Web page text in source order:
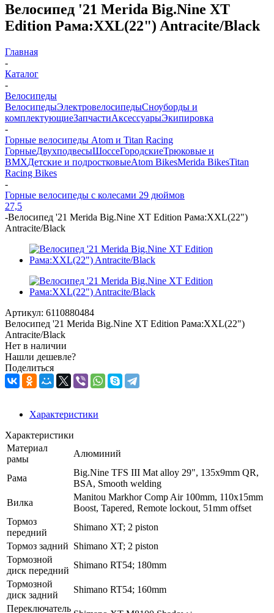
Велосипед '21 Merida Big.Nine XT
Edition Рама:XXL(22") Antracite/Black
Главная
-
Каталог
-
Велосипеды
ВелосипедыЭлектровелосипедыCноуборды и
комплектующиеЗапчастиАксессуарыЭкипировка
-
Горные велосипеды Atom и Titan Racing
ГорныеДвухподвесыШоссеГородскиеТрюковые и
BMXДетские и подростковыеAtom BikesMerida BikesTitan
Racing Bikes
-
Горные велосипеды с колесами 29 дюймов
27,5
-Велосипед '21 Merida Big.Nine XT Edition Рама:XXL(22")
Antracite/Black
Артикул: 6110880484
Велосипед '21 Merida Big.Nine XT Edition Рама:XXL(22")
Antracite/Black
Нет в наличии
Нашли дешевле?
Поделиться
Характеристики
Характеристики
Материал
рамы
Алюминий
Рама
Big.Nine TFS III Mat alloy 29", 135x9mm QR,
BSA, Smooth welding
Вилка
Manitou Markhor Comp Air 100mm, 110x15mm
Boost, Tapered, Remote lockout, 51mm offset
Тормоз
передний
Shimano XT; 2 piston
Тормоз задний Shimano XT; 2 piston
Тормозной
диск передний
Shimano RT54; 180mm
Тормозной
диск задний
Shimano RT54; 160mm
Переключатель